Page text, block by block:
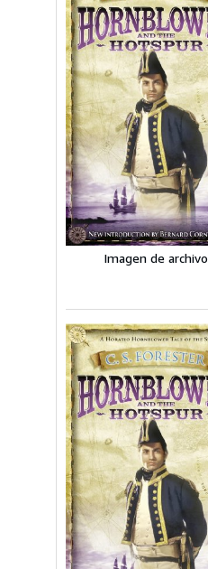
Imagen de archivo